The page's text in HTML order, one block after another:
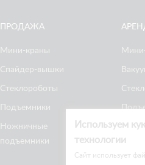
ПРОДАЖА
Мини-краны
Спайдер-вышки
Стеклороботы
Подъемники
Ножничные
подъемники
Используем
технологии
Cайт использует